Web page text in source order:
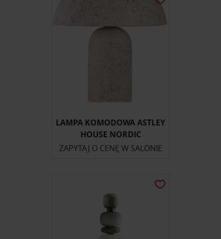
LAMPA KOMODOWA ASTLEY
HOUSE NORDIC
ZAPYTAJ O CENĘ W SALONIE